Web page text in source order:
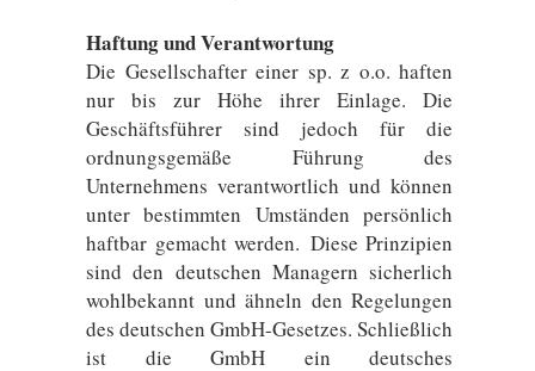
Haftung und Verantwortung
Die Gesellschafter einer sp. z o.o. haften
nur bis zur Höhe ihrer Einlage. Die
Geschäftsführer sind jedoch für die
ordnungsgemäße Führung des
Unternehmens verantwortlich und können
unter bestimmten Umständen persönlich
haftbar gemacht werden. Diese Prinzipien
sind den deutschen Managern sicherlich
wohlbekannt und ähneln den Regelungen
des deutschen GmbH-Gesetzes. Schließlich
ist die GmbH ein deutsches